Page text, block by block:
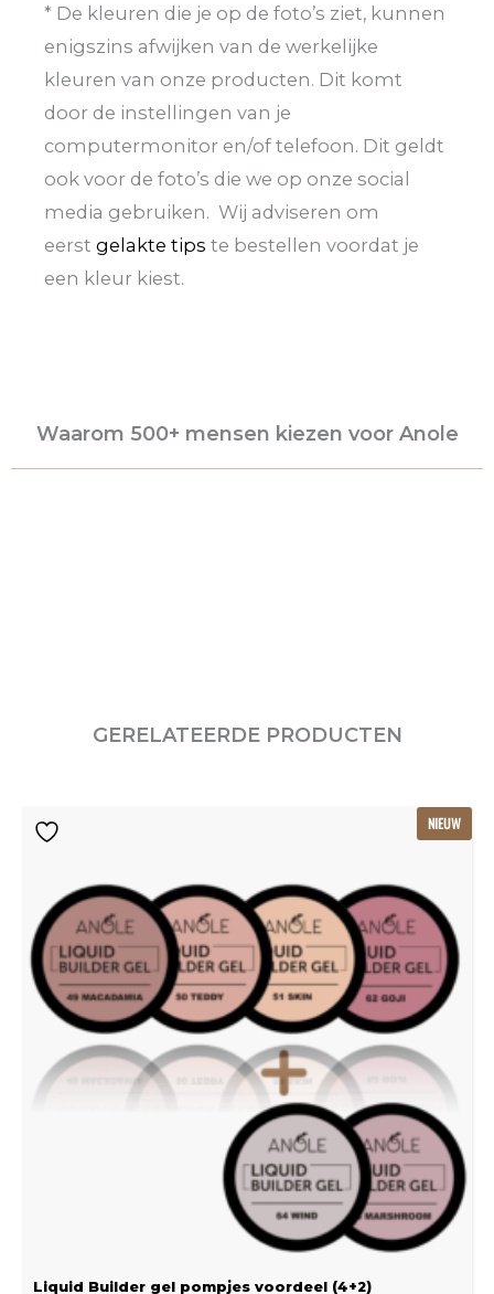
* De kleuren die je op de foto’s ziet, kunnen
enigszins afwijken van de werkelijke
kleuren van onze producten. Dit komt
door de instellingen van je
computermonitor en/of telefoon. Dit geldt
ook voor de foto’s die we op onze social
media gebruiken. Wij adviseren om
eerst gelakte tips te bestellen voordat je
een kleur kiest.
Waarom 500+ mensen kiezen voor Anole
GERELATEERDE PRODUCTEN
NIEUW
Liquid Builder gel pompjes voordeel (4+2)